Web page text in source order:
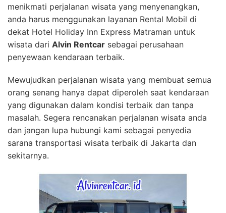
menikmati perjalanan wisata yang menyenangkan,
anda harus menggunakan layanan Rental Mobil di
dekat Hotel Holiday Inn Express Matraman untuk
wisata dari Alvin Rentcar sebagai perusahaan
penyewaan kendaraan terbaik.
Mewujudkan perjalanan wisata yang membuat semua
orang senang hanya dapat diperoleh saat kendaraan
yang digunakan dalam kondisi terbaik dan tanpa
masalah. Segera rencanakan perjalanan wisata anda
dan jangan lupa hubungi kami sebagai penyedia
sarana transportasi wisata terbaik di Jakarta dan
sekitarnya.